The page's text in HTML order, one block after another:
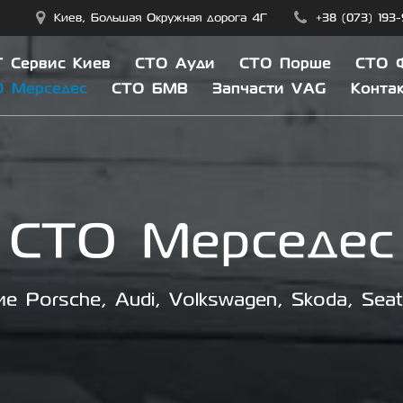
Киев, Большая Окружная дорога 4Г +38 (073)
Сервис Киев СТО Ауди СТО Порше
СТО
Мерседес
СТО БМВ Запчасти VAG
СТО Мерседес
Porsche, Audi, Volkswagen, Skoda,